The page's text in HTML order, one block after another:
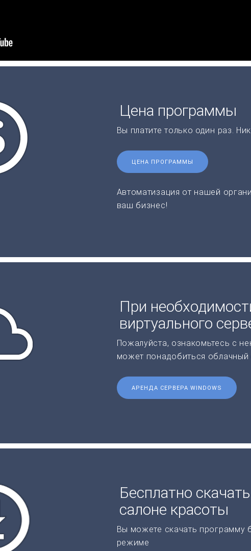
Цена программы
Вы платите только один раз.
ЦЕНА ПРОГРАММЫ
Автоматизация от нашей
ваш бизнес!
При
виртуального
Пожалуйста, ознакомьтесь с
может понадобиться облачный
АРЕНДА СЕРВЕРА WINDOWS
Бесплатно
салоне красоты
Вы можете скачать программу
режиме